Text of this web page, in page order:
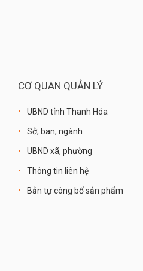
CƠ QUAN QUẢN LÝ
UBND tỉnh Thanh Hóa
Sở, ban, ngành
UBND xã, phường
Thông tin liên hệ
Bản tự công bố sản phẩm